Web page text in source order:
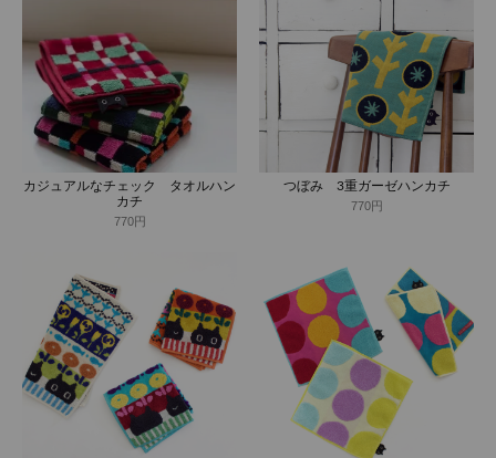
カジュアルなチェック タオルハン
カチ
770円
つぼみ 3重ガーゼハンカチ
770円